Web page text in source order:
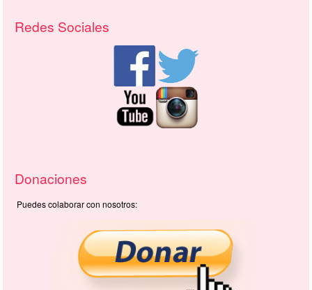
Redes Sociales
Donaciones
Puedes colaborar con nosotros: